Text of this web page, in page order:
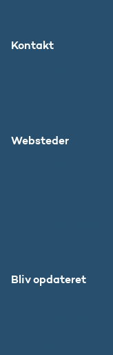
Kontakt
Websteder
Bliv opdateret